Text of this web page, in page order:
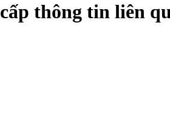
thông tin liên